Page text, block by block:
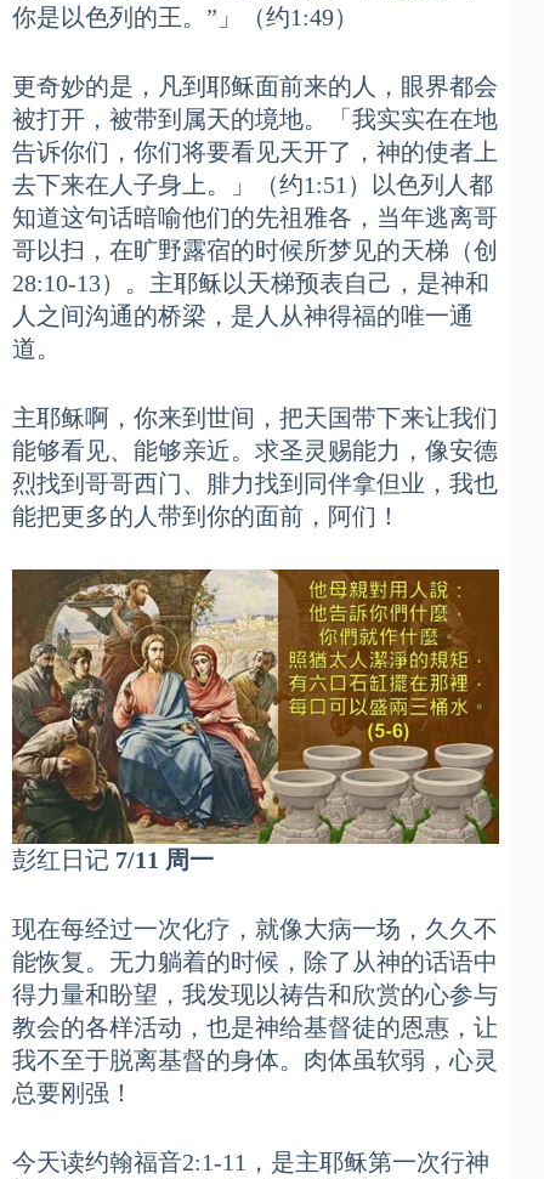
你是以色列的王。”」（约1:49）
更奇妙的是，凡到耶稣面前来的人，眼界都会
被打开，被带到属天的境地。「我实实在在地
告诉你们，你们将要看见天开了，神的使者上
去下来在人子身上。」（约1:51）以色列人都
知道这句话暗喻他们的先祖雅各，当年逃离哥
哥以扫，在旷野露宿的时候所梦见的天梯（创
28:10-13）。主耶稣以天梯预表自己，是神和
人之间沟通的桥梁，是人从神得福的唯一通
道。
主耶稣啊，你来到世间，把天国带下来让我们
能够看见、能够亲近。求圣灵赐能力，像安德
烈找到哥哥西门、腓力找到同伴拿但业，我也
能把更多的人带到你的面前，阿们！
彭红日记 7/11 周一
现在每经过一次化疗，就像大病一场，久久不
能恢复。无力躺着的时候，除了从神的话语中
得力量和盼望，我发现以祷告和欣赏的心参与
教会的各样活动，也是神给基督徒的恩惠，让
我不至于脱离基督的身体。肉体虽软弱，心灵
总要刚强！
今天读约翰福音2:1-11，是主耶稣第一次行神